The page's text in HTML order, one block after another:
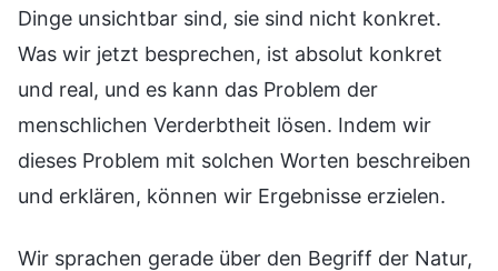
Dinge unsichtbar sind, sie sind nicht konkret.
Was wir jetzt besprechen, ist absolut konkret
und real, und es kann das Problem der
menschlichen Verderbtheit lösen. Indem wir
dieses Problem mit solchen Worten beschreiben
und erklären, können wir Ergebnisse erzielen.
Wir sprachen gerade über den Begriff der Natur,